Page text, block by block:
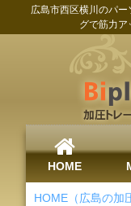
広島市西区横川のパ
グで筋力ア
HOME
HOME（広島の加